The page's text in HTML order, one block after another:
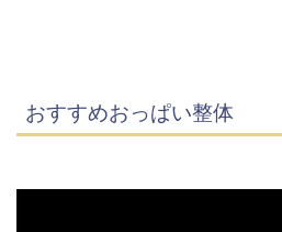
おすすめおっぱい整体